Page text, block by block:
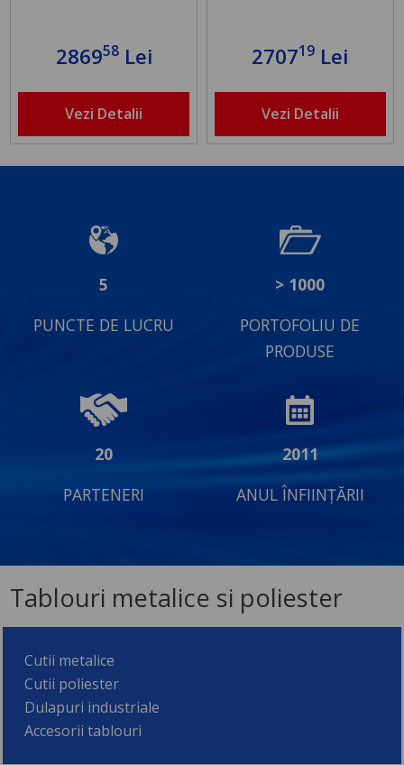
286958Lei
Vezi Detalii
270719 Lei
Vezi Detalii
5
PUNCTE DE LUCRU
> 1000
PORTOFOLIU DE
PRODUSE
20
PARTENERI
2011
ANUL ÎNFIINȚĂRII
Tablouri metalice si poliester
Cutii metalice
Cutii poliester
Dulapuri industriale
Accesorii tablouri